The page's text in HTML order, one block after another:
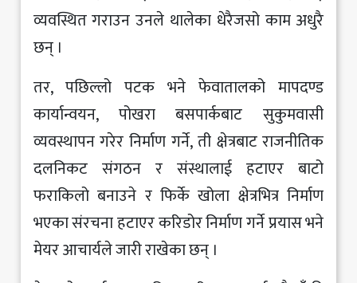
व्यवस्थित गराउन उनले थालेका धेरैजसो काम अधुरै
छन् ।
तर, पछिल्लो पटक भने फेवातालको मापदण्ड
कार्यान्वयन, पोखरा बसपार्कबाट सुकुमवासी
व्यवस्थापन गरेर निर्माण गर्ने, ती क्षेत्रबाट राजनीतिक
दलनिकट संगठन र संस्थालाई हटाएर बाटो
फराकिलो बनाउने र फिर्के खोला क्षेत्रभित्र निर्माण
भएका संरचना हटाएर करिडोर निर्माण गर्ने प्रयास भने
मेयर आचार्यले जारी राखेका छन् ।